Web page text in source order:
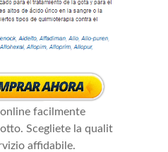
facilmente
Scegliete la qualit
affidabile.